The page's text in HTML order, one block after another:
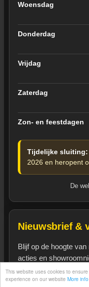
This website uses cookies to
experience on our website More info
Woensdag
Donderdag
Vrijdag
Zaterdag
Zon- en feestdagen
Tijdelijke sluiting:
2026 en heropent
De
Nieuwsbrief &
Blijf op de hoogte
acties en